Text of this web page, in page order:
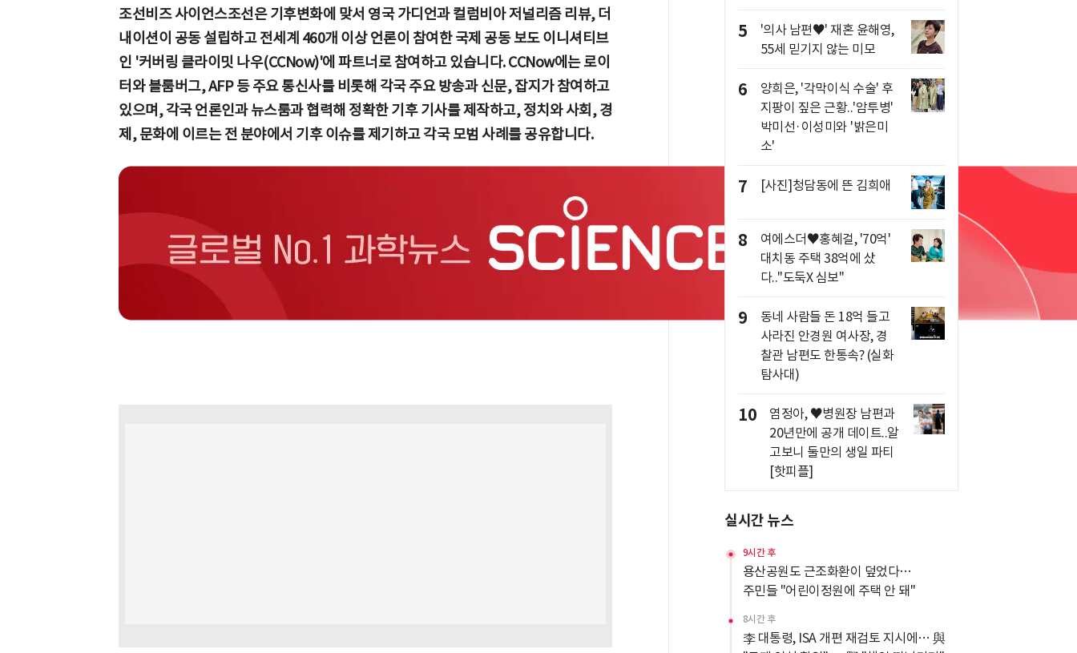
조선비즈 사이언스조선은 기후변화에 맞서 영국 가디언과 컬럼비아 저널리즘 리뷰, 더
내이션이 공동 설립하고 전세계 460개 이상 언론이 참여한 국제 공동 보도 이니셔티브
인 '커버링 클라이밋 나우(CCNow)'에 파트너로 참여하고 있습니다. CCNow에는 로이
터와 블룸버그, AFP 등 주요 통신사를 비롯해 각국 주요 방송과 신문, 잡지가 참여하고
있으며, 각국 언론인과 뉴스룸과 협력해 정확한 기후 기사를 제작하고, 정치와 사회, 경
제, 문화에 이르는 전 분야에서 기후 이슈를 제기하고 각국 모범 사례를 공유합니다.
5
'의사 남편♥' 재혼 윤해영,
55세 믿기지 않는 미모
6
양희은, '각막이식 수술' 후
지팡이 짚은 근황..'암투병'
박미선·이성미와 '밝은미
소'
7 [사진]청담동에 뜬 김희애
8
여에스더♥홍혜걸, '70억'
대치동 주택 38억에 샀
다.."도둑X 심보"
9
동네 사람들 돈 18억 들고
사라진 안경원 여사장, 경
찰관 남편도 한통속? (실화
탐사대)
10
염정아, ♥병원장 남편과
20년만에 공개 데이트..알
고보니 둘만의 생일 파티
[핫피플]
실시간 뉴스
9시간 후
용산공원도 근조화환이 덮었다…
주민들 "어린이정원에 주택 안 돼"
8시간 후
李 대통령, ISA 개편 재검토 지시에… 與